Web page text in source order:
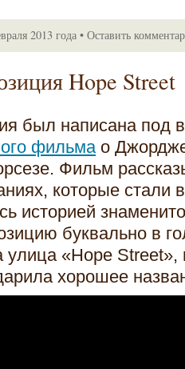
2013 года • Оставить
Hope Street
был написана под
фильмао Джордже
Фильм
которые стали
историей
буквально в
улица «Hope Street»,
хорошее